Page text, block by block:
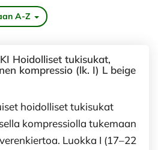
A-Z
Hoidolliset tukisukat,
kompressio (lk. I) L beige
hoidolliset tukisukat
kompressiolla tukemaan
Luokka I (17–22